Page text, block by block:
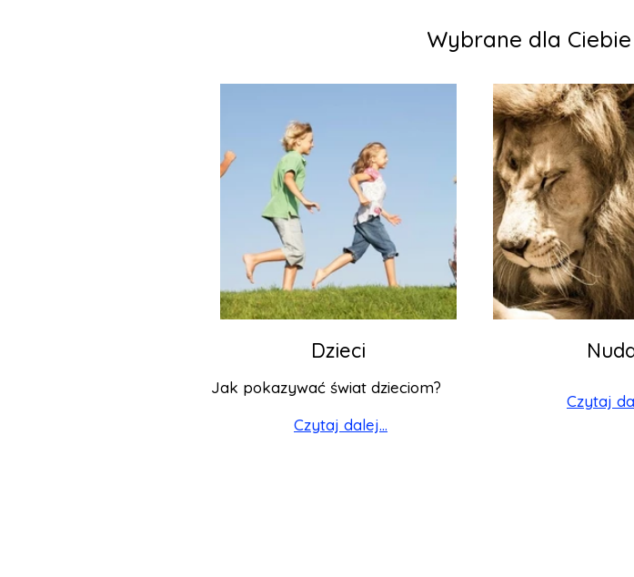
Wybrane dla
Dzieci
Jak pokazywać świat dzieciom?
Czytaj dalej...
Czytaj